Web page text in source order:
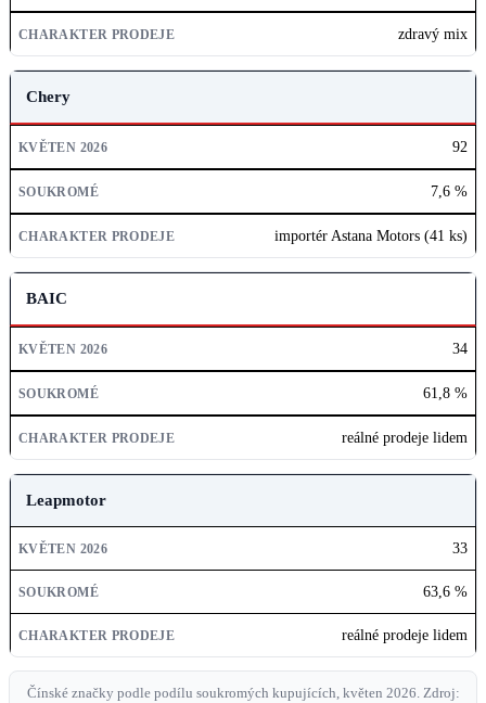
zdravý mix
Chery
92
7,6 %
importér Astana Motors (41 ks)
BAIC
34
61,8 %
reálné prodeje lidem
Leapmotor
33
63,6 %
reálné prodeje lidem
Čínské značky podle podílu soukromých kupujících, květen 2026. Zdroj: